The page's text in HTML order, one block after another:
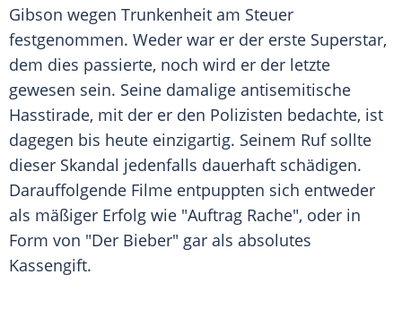
Gibson wegen Trunkenheit am Steuer
festgenommen. Weder war er der erste Superstar,
dem dies passierte, noch wird er der letzte
gewesen sein. Seine damalige antisemitische
Hasstirade, mit der er den Polizisten bedachte, ist
dagegen bis heute einzigartig. Seinem Ruf sollte
dieser Skandal jedenfalls dauerhaft schädigen.
Darauffolgende Filme entpuppten sich entweder
als mäßiger Erfolg wie "Auftrag Rache", oder in
Form von "Der Bieber" gar als absolutes
Kassengift.